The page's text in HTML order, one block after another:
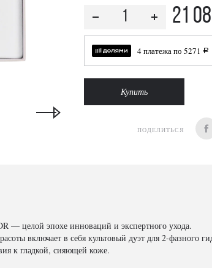
21
4 платежа по 5271 a
Купить
ПОДЕЛИТЬСЯ
— целой эпохе инноваций и экспертного ухода.
включает в себя культовый дуэт для 2-
к гладкой, сияющей коже.